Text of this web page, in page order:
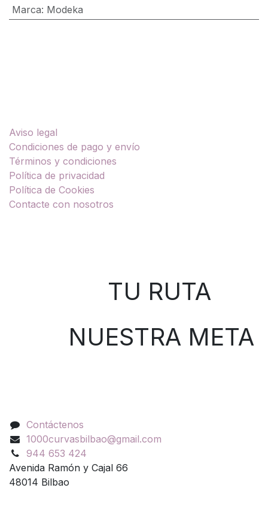
Marca: Modeka
Aviso legal
Condiciones de pago y envío
Términos y condiciones
Política de privacidad
Política de Cookies
Contacte con nosotros
TU RUTA
NUESTRA META
Contáctenos
1000curvasbilbao@gmail.com
944 653 424
Avenida Ramón y Cajal 66
48014 Bilbao